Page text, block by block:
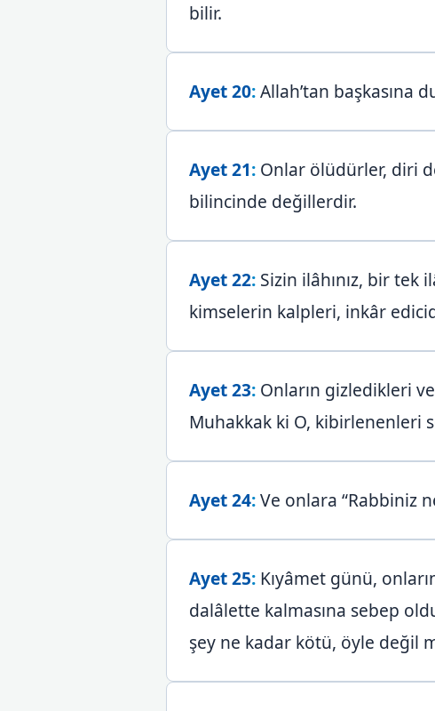
bilir.
Ayet 20:Allah’tan başkasına
Ayet 21: Onlar ölüdürler, diri
bilincinde değillerdir.
Ayet 22: Sizin ilâhınız, bir tek
kimselerin kalpleri, inkâr
Ayet 23: Onların gizledikleri
Muhakkak ki O, kibirlenenleri
Ayet 24:Ve onlara “Rabbiniz
Ayet 25: Kıyâmet günü,
dalâlette kalmasına sebep
şey ne kadar kötü, öyle değil